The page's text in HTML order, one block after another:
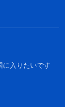
に入りたいです